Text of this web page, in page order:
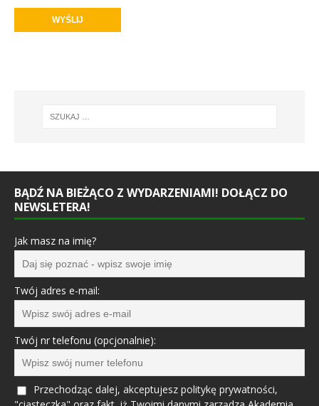
BĄDŹ NA BIEŻĄCO Z WYDARZENIAMI! DOŁĄCZ DO
NEWSLETERA!
Jak masz na imię?
Twój adres e-mail:
Twój nr telefonu (opcjonalnie):
Przechodząc dalej, akceptujesz politykę prywatności,